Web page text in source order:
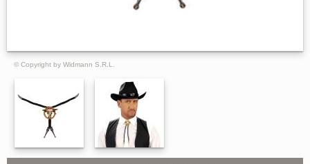
© Copyright by Widmann S.R.L.